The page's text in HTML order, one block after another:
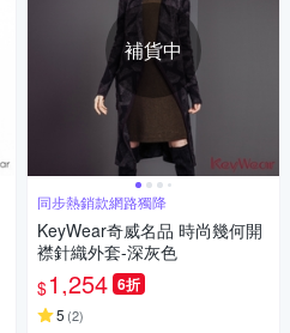
補貨中
同步熱銷款網路獨降
KeyWear奇威名品 時尚幾何開
襟針織外套-深灰色
$1,254 6折
5 (2)